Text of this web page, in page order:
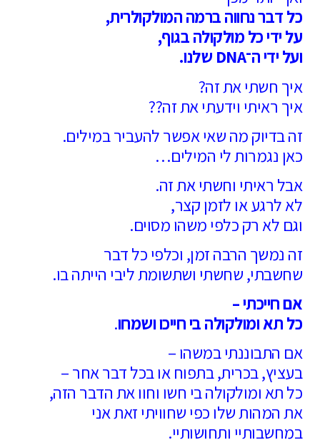
כל דבר נחווה ברמה המולקולרית,
על ידי כל מולקולה בגוף,
ועל ידי ה־DNA שלנו.
איך חשתי את זה?
איך ראיתי וידעתי את זה??
זה בדיוק מה שאי אפשר להעביר במילים.
כאן נגמרות לי המילים…
אבל ראיתי וחשתי את זה.
לא לרגע או לזמן קצר,
וגם לא רק כלפי משהו מסוים.
זה נמשך הרבה זמן, וכלפי כל דבר
שחשבתי, שחשתי ושתשומת ליבי הייתה בו.
אם חייכתי –
כל תא ומולקולה בי חייכו ושמחו.
אם התבוננתי במשהו –
בעציץ, בכרית, בתפוח או בכל דבר אחר –
כל תא ומולקולה בי חשו וחוו את הדבר הזה,
את המהות שלו כפי שחוויתי זאת אני
במחשבותיי ותחושותיי.